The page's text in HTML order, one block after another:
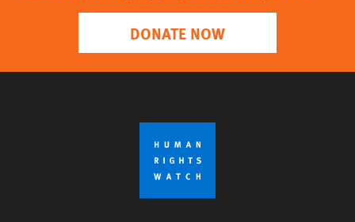
DONATE NOW